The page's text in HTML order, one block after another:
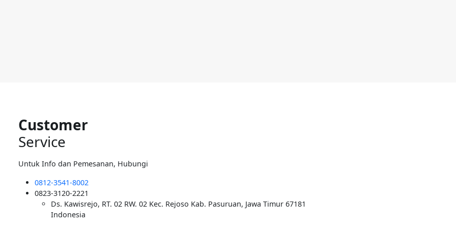
Customer
Service
Untuk Info dan Pemesanan, Hubungi
0812-3541-8002
0823-3120-2221
Ds. Kawisrejo, RT. 02 RW. 02 Kec. Rejoso Kab. Pasuruan, Jawa Timur 67181
Indonesia